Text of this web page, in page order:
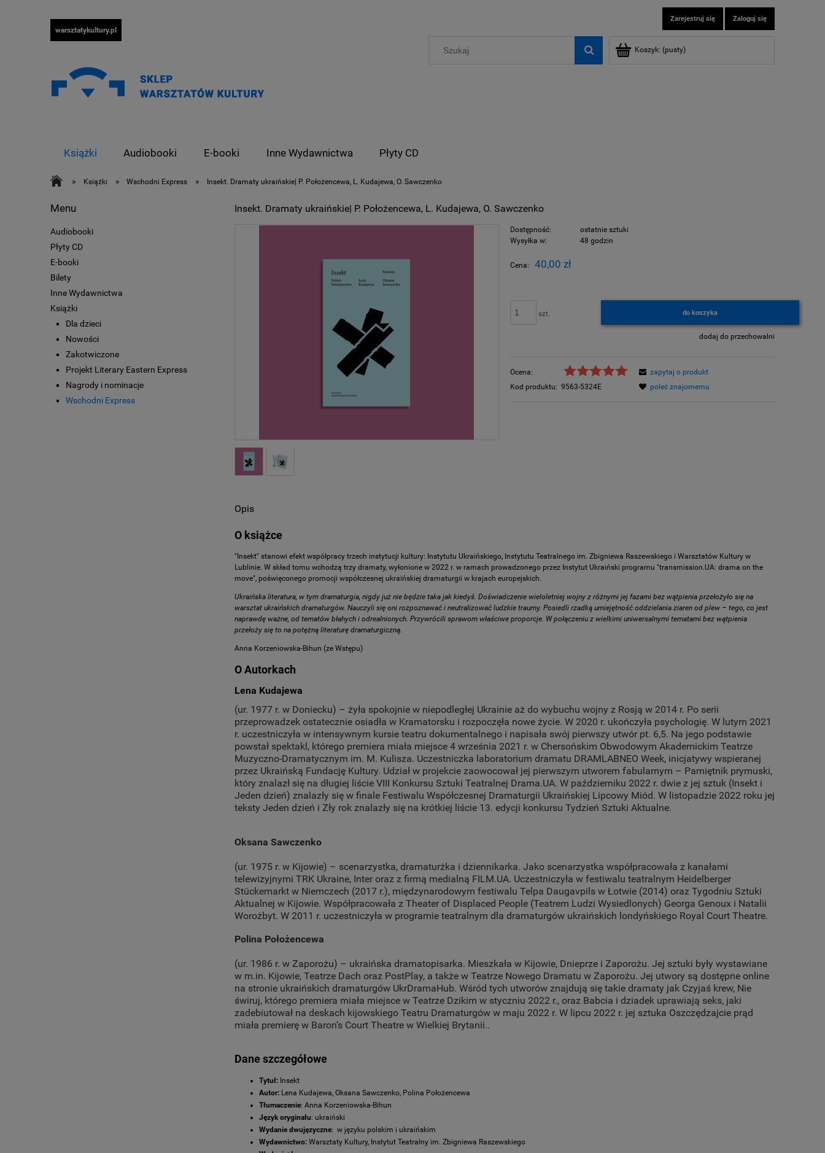
Zarejestruj się Zaloguj się
Koszyk: (pusty)
Książki Audiobooki E-booki Inne Wydawnictwa Płyty CD
» Książki » Wschodni Express » Insekt. Dramaty ukraińskie| P. Położencewa, L. Kudajewa, O. Sawczenko
warsztatykultury.pl
Menu
Audiobooki
Płyty CD
E-booki
Bilety
Inne Wydawnictwa
Książki
Dla dzieci
Nowości
Zakotwiczone
Projekt Literary Eastern Express
Nagrody i nominacje
Wschodni Express
Insekt. Dramaty ukraińskie| P. Położencewa, L. Kudajewa, O. Sawczenko
Dostępność:
ostatnie sztuki
Wysyłka w:
48 godzin
Cena: 40,00 zł
szt. do koszyka
dodaj do przechowalni
Ocena:
Kod produktu: 9563-5324E
zapytaj o produkt
poleć znajomemu
Opis
O książce
"Insekt" stanowi efekt współpracy trzech instytucji kultury: Instytutu Ukraińskiego, Instytutu Teatralnego im. Zbigniewa Raszewskiego i Warsztatów Kultury w
Lublinie. W skład tomu wchodzą trzy dramaty, wyłonione w 2022 r. w ramach prowadzonego przez Instytut Ukraiński programu "transmission.UA: drama on the
move", poświęconego promocji współczesnej ukraińskiej dramaturgii w krajach europejskich.
Ukraińska literatura, w tym dramaturgia, nigdy już nie będzie taka jak kiedyś. Doświadczenie wieloletniej wojny z różnymi jej fazami bez wątpienia przełożyło się na
warsztat ukraińskich dramaturgów. Nauczyli się oni rozpoznawać i neutralizować ludzkie traumy. Posiedli rzadką umiejętność oddzielania ziaren od plew – tego, co jest
naprawdę ważne, od tematów błahych i odrealnionych. Przywrócili sprawom właściwe proporcje. W połączeniu z wielkimi uniwersalnymi tematami bez wątpienia
przełoży się to na potężną literaturę dramaturgiczną.
Anna Korzeniowska-Bihun (ze Wstępu)
O Autorkach
Lena Kudajewa
(ur. 1977 r. w Doniecku) – żyła spokojnie w niepodległej Ukrainie aż do wybuchu wojny z Rosją w 2014 r. Po serii
przeprowadzek ostatecznie osiadła w Kramatorsku i rozpoczęła nowe życie. W 2020 r. ukończyła psychologię. W lutym 2021
r. uczestniczyła w intensywnym kursie teatru dokumentalnego i napisała swój pierwszy utwór pt. 6,5. Na jego podstawie
powstał spektakl, którego premiera miała miejsce 4 września 2021 r. w Chersońskim Obwodowym Akademickim Teatrze
Muzyczno-Dramatycznym im. M. Kulisza. Uczestniczka laboratorium dramatu DRAMLABNEO Week, inicjatywy wspieranej
przez Ukraińską Fundację Kultury. Udział w projekcie zaowocował jej pierwszym utworem fabularnym – Pamiętnik prymuski,
który znalazł się na długiej liście VIII Konkursu Sztuki Teatralnej Drama.UA. W październiku 2022 r. dwie z jej sztuk (Insekt i
Jeden dzień) znalazły się w finale Festiwalu Współczesnej Dramaturgii Ukraińskiej Lipcowy Miód. W listopadzie 2022 roku jej
teksty Jeden dzień i Zły rok znalazły się na krótkiej liście 13. edycji konkursu Tydzień Sztuki Aktualne.
Oksana Sawczenko
(ur. 1975 r. w Kijowie) – scenarzystka, dramaturżka i dziennikarka. Jako scenarzystka współpracowała z kanałami
telewizyjnymi TRK Ukraine, Inter oraz z firmą medialną FILM.UA. Uczestniczyła w festiwalu teatralnym Heidelberger
Stückemarkt w Niemczech (2017 r.), międzynarodowym festiwalu Telpa Daugavpils w Łotwie (2014) oraz Tygodniu Sztuki
Aktualnej w Kijowie. Współpracowała z Theater of Displaced People (Teatrem Ludzi Wysiedlonych) Georga Genoux i Natalii
Worożbyt. W 2011 r. uczestniczyła w programie teatralnym dla dramaturgów ukraińskich londyńskiego Royal Court Theatre.
Polina Położencewa
(ur. 1986 r. w Zaporożu) – ukraińska dramatopisarka. Mieszkała w Kijowie, Dnieprze i Zaporożu. Jej sztuki były wystawiane
w m.in. Kijowie, Teatrze Dach oraz PostPlay, a także w Teatrze Nowego Dramatu w Zaporożu. Jej utwory są dostępne online
na stronie ukraińskich dramaturgów UkrDramaHub. Wśród tych utworów znajdują się takie dramaty jak Czyjaś krew, Nie
świruj, którego premiera miała miejsce w Teatrze Dzikim w styczniu 2022 r., oraz Babcia i dziadek uprawiają seks, jaki
zadebiutował na deskach kijowskiego Teatru Dramaturgów w maju 2022 r. W lipcu 2022 r. jej sztuka Oszczędzajcie prąd
miała premierę w Baron’s Court Theatre w Wielkiej Brytanii..
Dane szczegółowe
Tytuł: Insekt
Autor: Lena Kudajewa, Oksana Sawczenko, Polina Położencewa
Tłumaczenie: Anna Korzeniowska-Bihun
Język oryginału: ukraiński
Wydanie dwujęzyczne: w języku polskim i ukraińskim
Wydawnictwo: Warsztaty Kultury, Instytut Teatralny im. Zbigniewa Raszewskiego